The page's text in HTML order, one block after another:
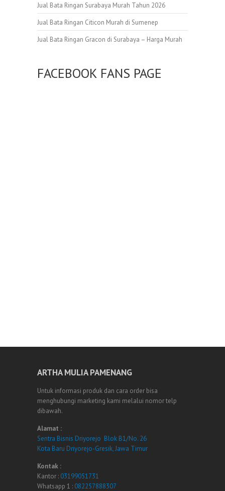
Jual Bata Ringan Surabaya Murah Tahun 2026
Jual Bata Ringan Citicon Murah di Sumenep
Jual Bata Ringan Gracon di Surabaya – Harga Murah
FACEBOOK FANS PAGE
ARTHA MULIA PAMENANG
Untuk informasi produk dan cara order bisa
menghubungi marketing kami melalui nomor telp
dibawah.
Alamat :
Sentra Bisnis Driyorejo Blok B1/No. 26
Kota Baru Driyorejo-Gresik, Jawa Timur
Kontak :
Kantor : 03199051731
Whatsapp 1 : 082257888307